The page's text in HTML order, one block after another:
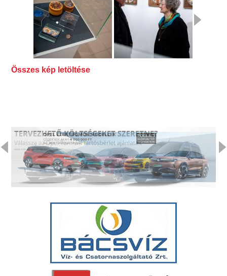
Összes kép letöltése